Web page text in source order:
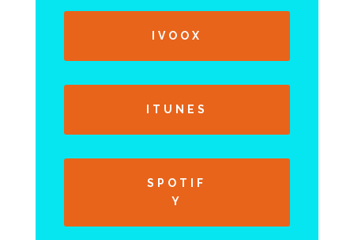
IVOOX
ITUNES
SPOTIF
Y